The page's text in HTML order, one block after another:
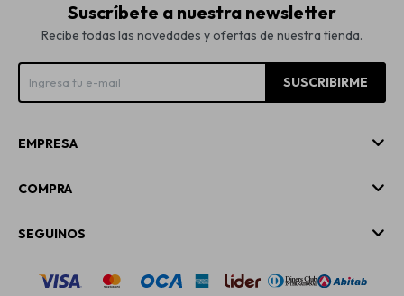
Suscríbete a nuestra newsletter
Recibe todas las novedades y ofertas de nuestra tienda.
SUSCRIBIRME
EMPRESA
COMPRA
SEGUINOS